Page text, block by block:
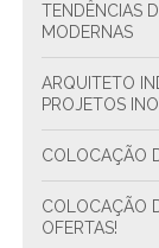
TENDÊNCIAS
MODERNAS
ARQUITETO INDUSTRIAL: ESTRATÉGIAS ESSENCIAIS PARA
PROJETOS
COLOCAÇÃO
COLOCAÇÃO DE PORCELANATO PREÇO: APROVEITE AS
OFERTAS!